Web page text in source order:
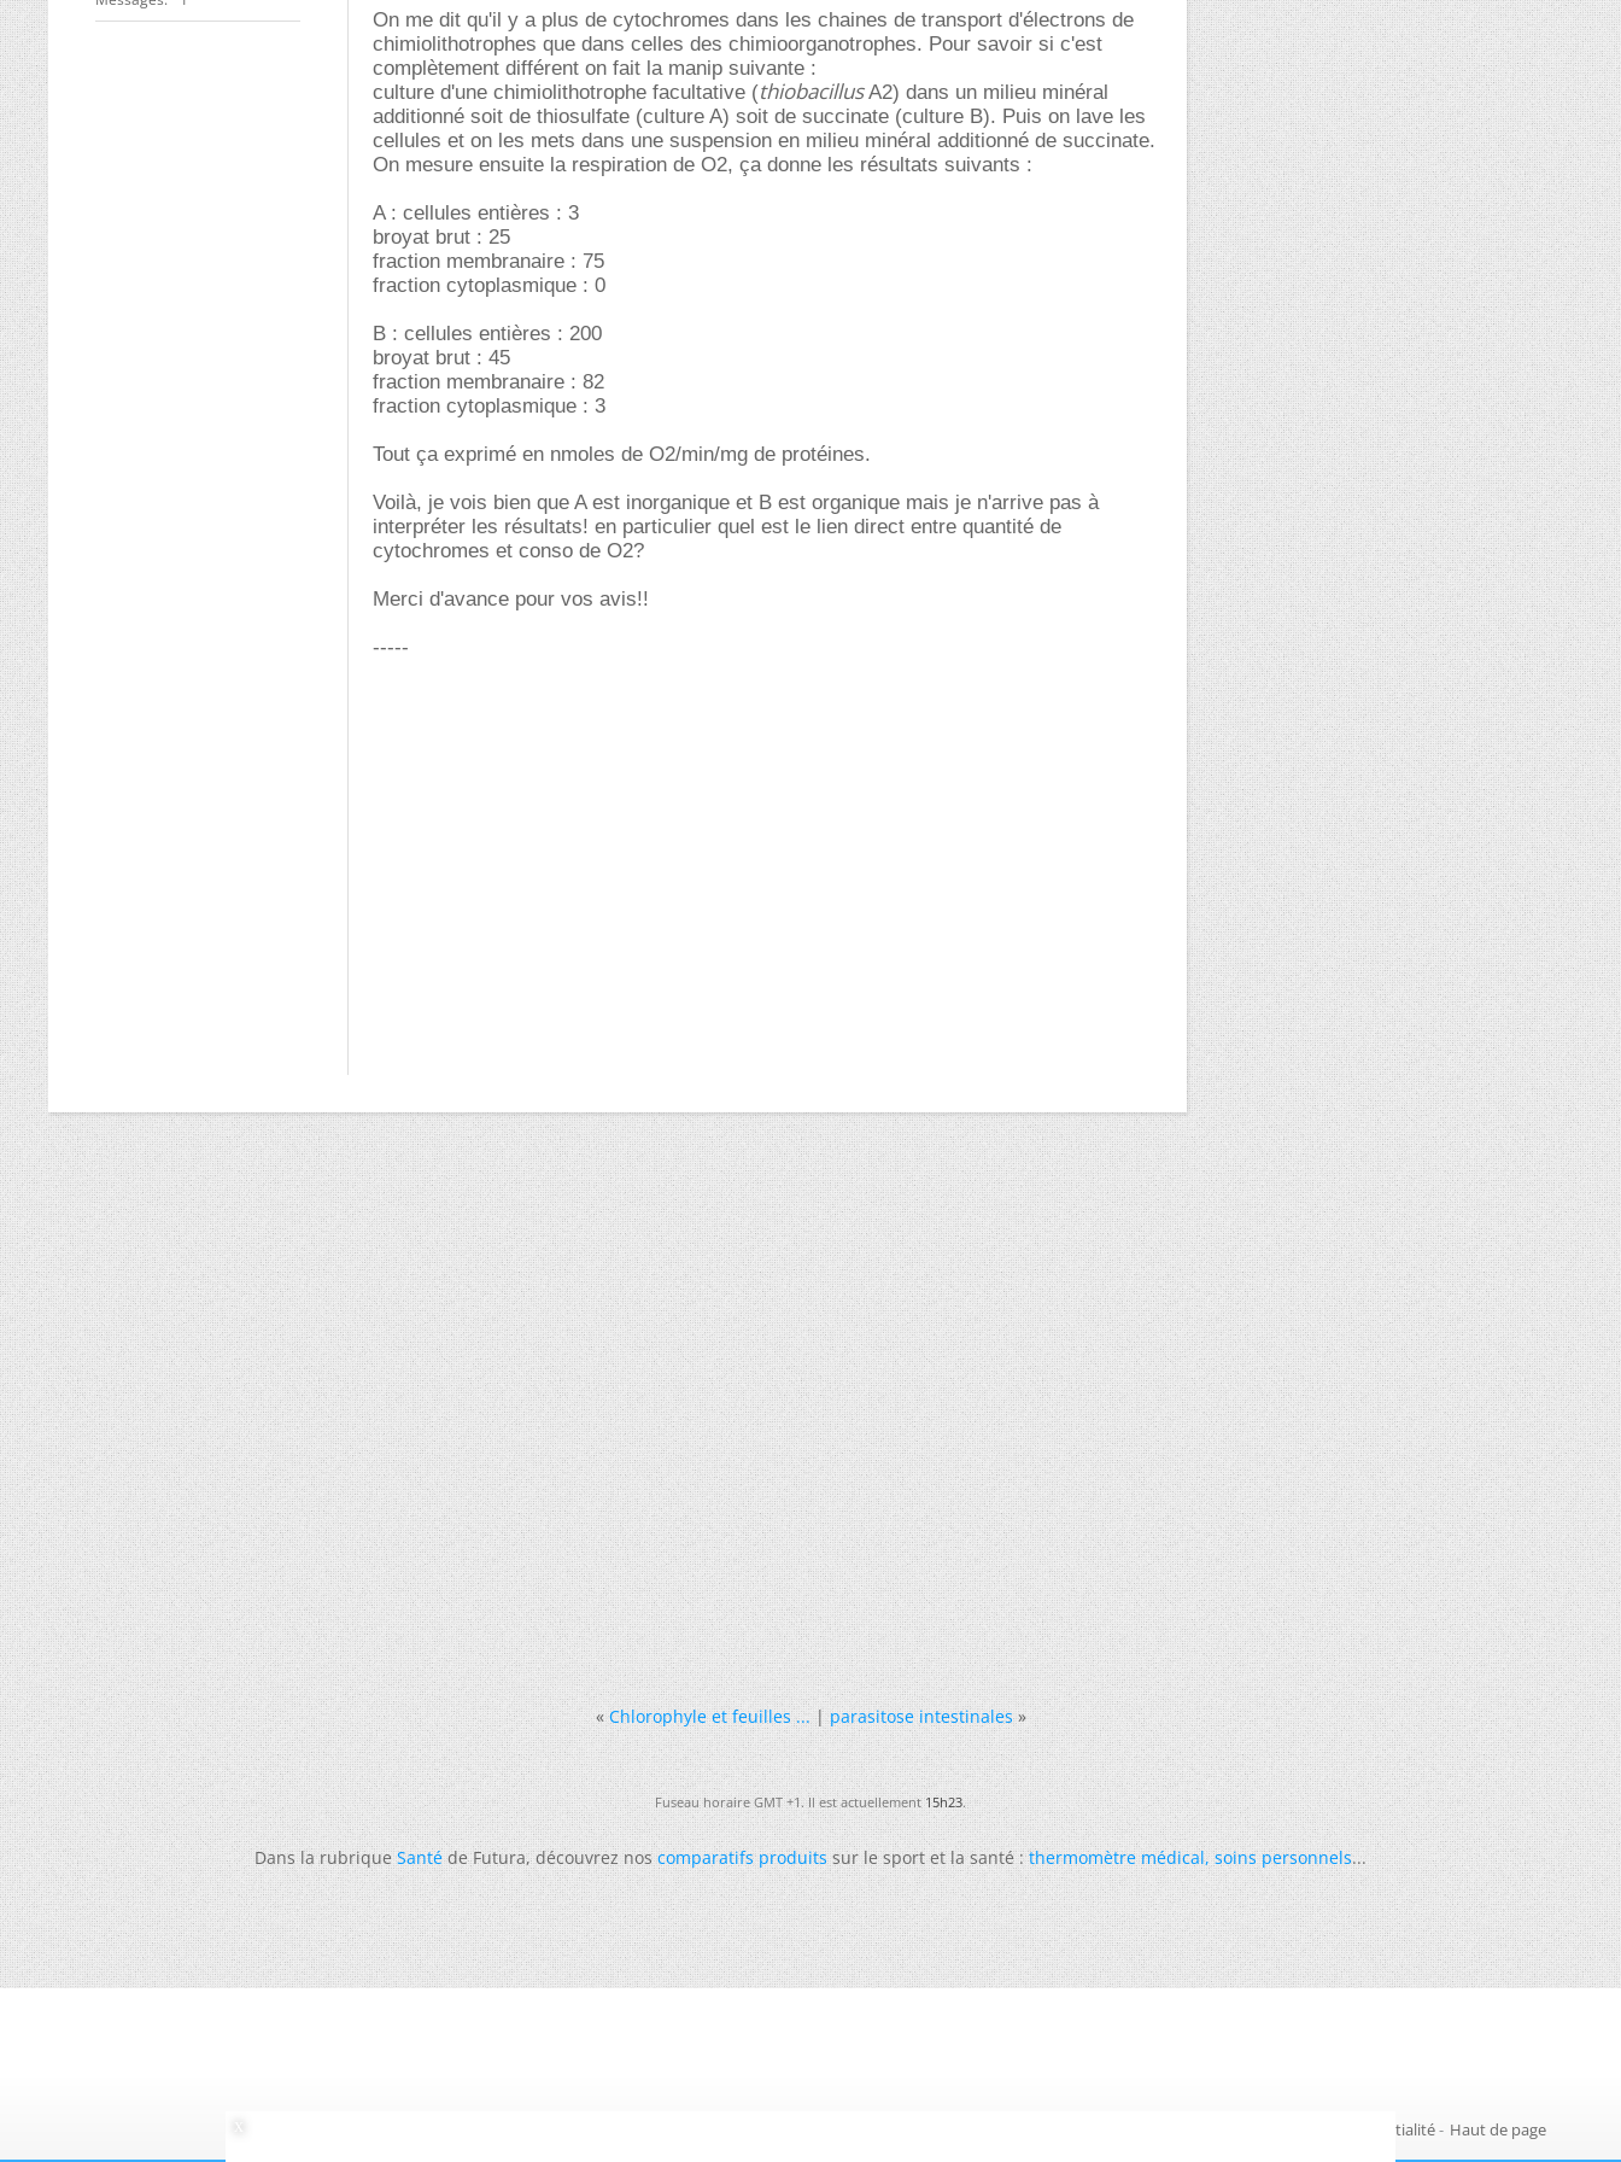
On me dit qu'il y a plus de cytochromes dans les chaines de transport d'électrons de
chimiolithotrophes que dans celles des chimioorganotrophes. Pour savoir si c'est
complètement différent on fait la manip suivante :
culture d'une chimiolithotrophe facultative (thiobacillusA2) dans un milieu minéral
additionné soit de thiosulfate (culture A) soit de succinate (culture B). Puis on lave les
cellules et on les mets dans une suspension en milieu minéral additionné de succinate.
On mesure ensuite la respiration de O2, ça donne les résultats suivants :
A : cellules entières : 3
broyat brut : 25
fraction membranaire : 75
fraction cytoplasmique : 0
B : cellules entières : 200
broyat brut : 45
fraction membranaire : 82
fraction cytoplasmique : 3
Tout ça exprimé en nmoles de O2/min/mg de protéines.
Voilà, je vois bien que A est inorganique et B est organique mais je n'arrive pas à
interpréter les résultats! en particulier quel est le lien direct entre quantité de
cytochromes et conso de O2?
Merci d'avance pour vos avis!!
-----
« Chlorophyle et feuilles ...|parasitose intestinales »
Fuseau horaire GMT +1. Il est actuellement15h23.
Dans la rubriqueSantéde Futura, découvrez noscomparatifs produitssur le sport et la santé :thermomètre médical,soins personnels...
Politique de confidentialité- Haut de page